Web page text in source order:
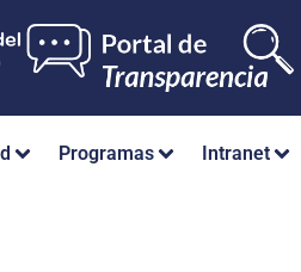
Programas Intranet